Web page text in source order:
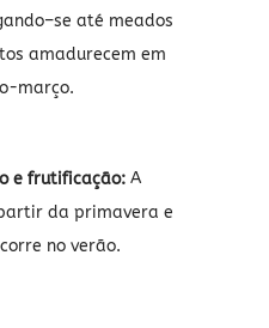
até meados
amadurecem em
março.
e frutificação: A
da primavera e
no verão.